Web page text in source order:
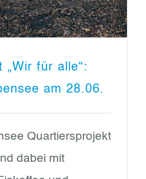
„Wir für alle“:
am 28.06.
Quartiersprojekt
dabei mit